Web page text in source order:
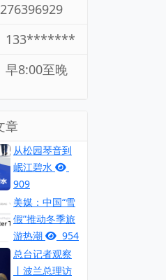
133*******
早8:00至晚
章
从松园琴音到
岷江碧水
909
美媒：中国“雪
假”推动冬季旅
游热潮
954
总台记者观察
丨波兰总理访